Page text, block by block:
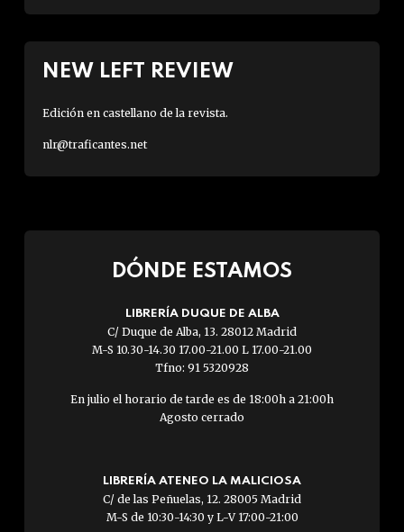
NEW LEFT REVIEW
Edición en castellano de la revista.
nlr@traficantes.net
DÓNDE ESTAMOS
LIBRERÍA DUQUE DE ALBA
C/ Duque de Alba, 13. 28012 Madrid
M-S 10.30-14.30 17.00-21.00 L 17.00-21.00
Tfno: 91 5320928
En julio el horario de tarde es de 18:00h a 21:00h
Agosto cerrado
LIBRERÍA ATENEO LA MALICIOSA
C/ de las Peñuelas, 12. 28005 Madrid
M-S de 10:30-14:30 y L-V 17:00-21:00